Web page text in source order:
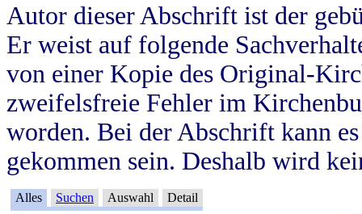
Autor dieser Abschrift ist der
Er weist auf folgende
von einer Kopie des Original-
zweifelsfreie Fehler im
worden. Bei der Abschrift kann
gekommen sein. Deshalb wird
Alles Suchen Auswahl Detail